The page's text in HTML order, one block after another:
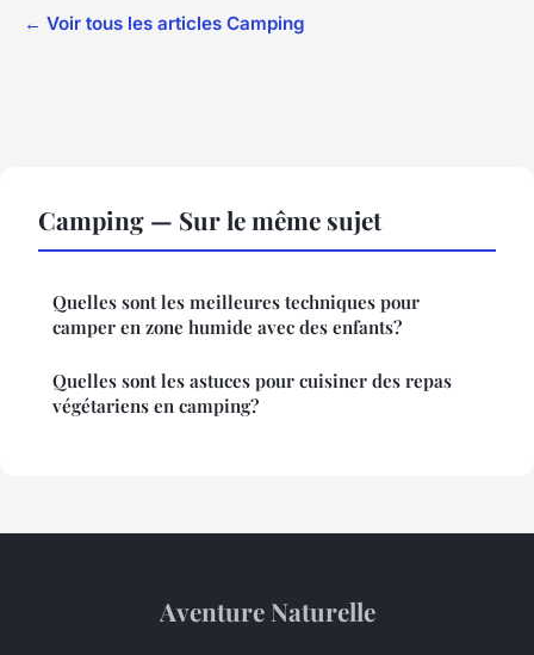
← Voir tous les articles Camping
Camping — Sur le même sujet
Quelles sont les meilleures techniques pour
camper en zone humide avec des enfants?
Quelles sont les astuces pour cuisiner des repas
végétariens en camping?
Aventure Naturelle